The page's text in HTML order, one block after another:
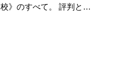
校》のすべて。 評判と出